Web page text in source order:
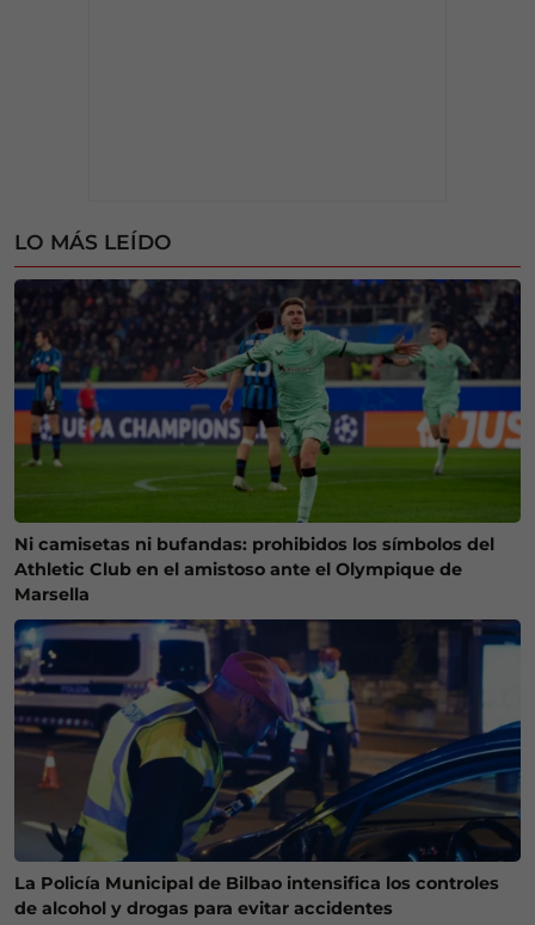
LO MÁS LEÍDO
Ni camisetas ni bufandas: prohibidos los símbolos del
Athletic Club en el amistoso ante el Olympique de
Marsella
La Policía Municipal de Bilbao intensifica los controles
de alcohol y drogas para evitar accidentes